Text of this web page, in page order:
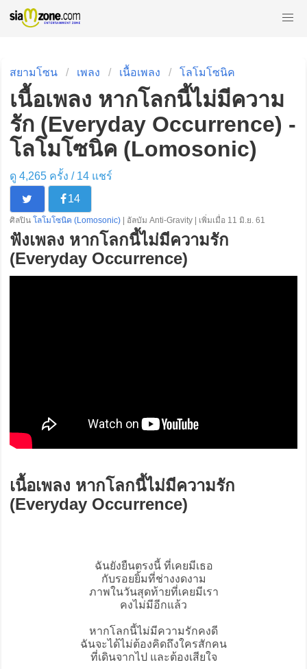
สยามโซน เพลง เนื้อเพลง โลโมโซนิค
เนื้อเพลง หากโลกนี้ไม่มีความ
รัก (Everyday Occurrence) -
โลโมโซนิค (Lomosonic)
ดู 4,265 ครั้ง / 14แชร์
14
ศิลปิน โลโมโซนิค (Lomosonic) | อัลบัม Anti-Gravity | เพิ่มเมื่อ 11 มิ.ย. 61
ฟังเพลง หากโลกนี้ไม่มีความรัก
(Everyday Occurrence)
เนื้อเพลง หากโลกนี้ไม่มีความรัก
(Everyday Occurrence)
ฉันยังยืนตรงนี้ ที่เคยมีเธอ
กับรอยยิ้มที่ช่างงดงาม
ภาพในวันสุดท้ายที่เคยมีเรา
คงไม่มีอีกแล้ว
หากโลกนี้ไม่มีความรักคงดี
ฉันจะได้ไม่ต้องคิดถึงใครสักคน
ที่เดินจากไป และต้องเสียใจ